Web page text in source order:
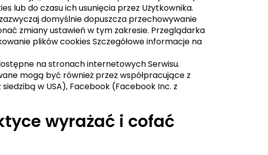
lub do czasu ich usunięcia przez Użytkownika.
domyślnie dopuszcza przechowywanie
zmiany ustawień w tym zakresie. Przeglądarka
plików cookies Szczegółowe informacje na
na stronach internetowych Serwisu.
mogą być również przez współpracujące z
w USA), Facebook (Facebook Inc. z
wyrażać i cofać